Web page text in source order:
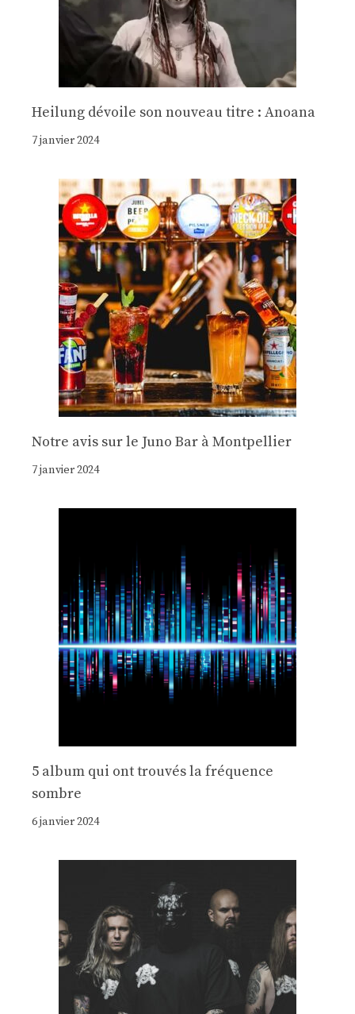
Heilung dévoile son nouveau titre : Anoana
7 janvier 2024
Notre avis sur le Juno Bar à Montpellier
7 janvier 2024
5 album qui ont trouvés la fréquence
sombre
6 janvier 2024